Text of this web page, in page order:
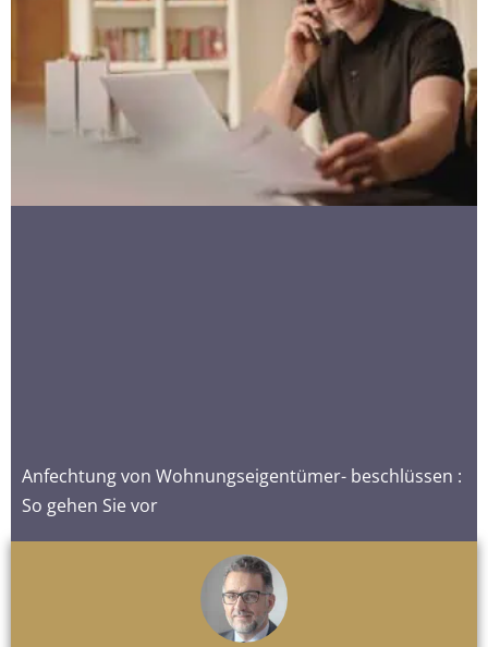
Anfechtung von Wohnungseigentümer- beschlüssen :
So gehen Sie vor